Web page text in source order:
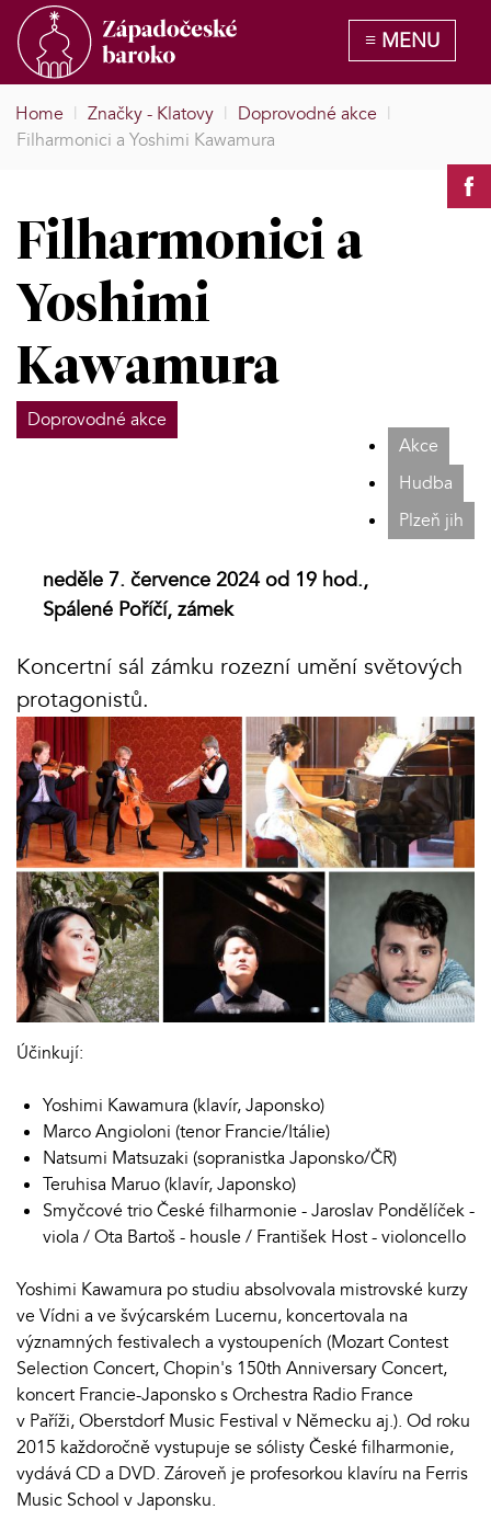
Home | Značky - Klatovy | Doprovodné akce |
Filharmonici a Yoshimi Kawamura
Filharmonici a
Yoshimi
Kawamura
Doprovodné akce
Akce
Hudba
Plzeň jih
neděle 7. července 2024 od 19 hod.,
Spálené Poříčí, zámek
Koncertní sál zámku rozezní umění světových
protagonistů.
Účinkují:
Yoshimi Kawamura (klavír, Japonsko)
Marco Angioloni (tenor Francie/Itálie)
Natsumi Matsuzaki (sopranistka Japonsko/ČR)
Teruhisa Maruo (klavír, Japonsko)
Smyčcové trio České filharmonie - Jaroslav Pondělíček -
viola / Ota Bartoš - housle / František Host - violoncello
Yoshimi Kawamura po studiu absolvovala mistrovské kurzy
ve Vídni a ve švýcarském Lucernu, koncertovala na
významných festivalech a vystoupeních (Mozart Contest
Selection Concert, Chopin's 150th Anniversary Concert,
koncert Francie-Japonsko s Orchestra Radio France
v Paříži, Oberstdorf Music Festival v Německu aj.). Od roku
2015 každoročně vystupuje se sólisty České filharmonie,
vydává CD a DVD. Zároveň je profesorkou klavíru na Ferris
Music School v Japonsku.